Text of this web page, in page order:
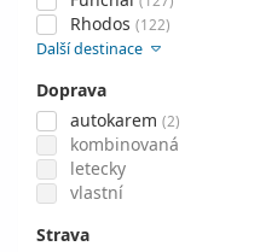
Rhodos (122)
Další destinace
Doprava
autokarem (2)
kombinovaná
letecky
vlastní
Strava